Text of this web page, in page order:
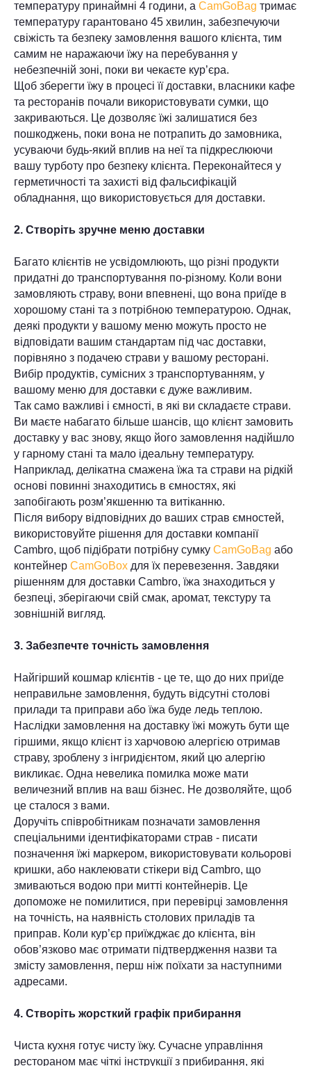
температуру принаймні 4 години, а CamGoBag тримає
температуру гарантовано 45 хвилин, забезпечуючи
свіжість та безпеку замовлення вашого клієнта, тим
самим не наражаючи їжу на перебування у
небезпечній зоні, поки ви чекаєте кур’єра.
Щоб зберегти їжу в процесі її доставки, власники кафе
та ресторанів почали використовувати сумки, що
закриваються. Це дозволяє їжі залишатися без
пошкоджень, поки вона не потрапить до замовника,
усуваючи будь-який вплив на неї та підкреслюючи
вашу турботу про безпеку клієнта. Переконайтеся у
герметичності та захисті від фальсифікацій
обладнання, що використовується для доставки.
2. Створіть зручне меню доставки
Багато клієнтів не усвідомлюють, що різні продукти
придатні до транспортування по-різному. Коли вони
замовляють страву, вони впевнені, що вона приїде в
хорошому стані та з потрібною температурою. Однак,
деякі продукти у вашому меню можуть просто не
відповідати вашим стандартам під час доставки,
порівняно з подачею страви у вашому ресторані.
Вибір продуктів, сумісних з транспортуванням, у
вашому меню для доставки є дуже важливим.
Так само важливі і ємності, в які ви складаєте страви.
Ви маєте набагато більше шансів, що клієнт замовить
доставку у вас знову, якщо його замовлення надійшло
у гарному стані та мало ідеальну температуру.
Наприклад, делікатна смажена їжа та страви на рідкій
основі повинні знаходитись в ємностях, які
запобігають розм’якшенню та витіканню.
Після вибору відповідних до ваших страв ємностей,
використовуйте рішення для доставки компанії
Cambro, щоб підібрати потрібну сумку CamGoBag або
контейнер CamGoBox для їх перевезення. Завдяки
рішенням для доставки Cambro, їжа знаходиться у
безпеці, зберігаючи свій смак, аромат, текстуру та
зовнішній вигляд.
3. Забезпечте точність замовлення
Найгірший кошмар клієнтів - це те, що до них приїде
неправильне замовлення, будуть відсутні столові
прилади та приправи або їжа буде ледь теплою.
Наслідки замовлення на доставку їжі можуть бути ще
гіршими, якщо клієнт із харчовою алергією отримав
страву, зроблену з інгридієнтом, який цю алергію
викликає. Одна невелика помилка може мати
величезний вплив на ваш бізнес. Не дозволяйте, щоб
це сталося з вами.
Доручіть співробітникам позначати замовлення
спеціальними ідентифікаторами страв - писати
позначення їжі маркером, використовувати кольорові
кришки, або наклеювати стікери від Cambro, що
змиваються водою при митті контейнерів. Це
допоможе не помилитися, при перевірці замовлення
на точність, на наявність столових приладів та
приправ. Коли кур’єр приїжджає до клієнта, він
обов’язково має отримати підтвердження назви та
змісту замовлення, перш ніж поїхати за наступними
адресами.
4. Створіть жорсткий графік прибирання
Чиста кухня готує чисту їжу. Сучасне управління
рестораном має чіткі інструкції з прибирання, які